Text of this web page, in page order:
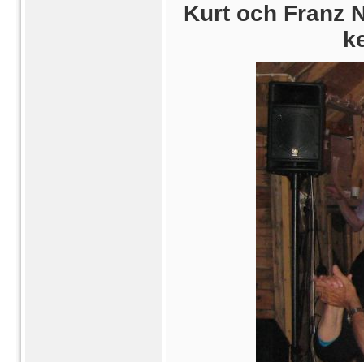
Kurt och Franz